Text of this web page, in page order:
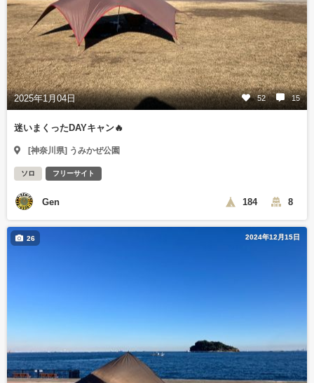
2025年1月04日 52 15
迷いまくったDAYキャン🔥
[神奈川県] うみかぜ公園
ソロ フリーサイト
Gen 184 8
2024年12月15日
26